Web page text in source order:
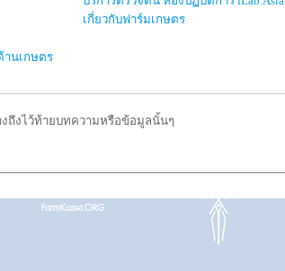
านเกษตร
เกี่ยวกับฟาร์มเกษตร
ถึงไว้ท้ายบทความหรือข้อมูลนั้นๆ